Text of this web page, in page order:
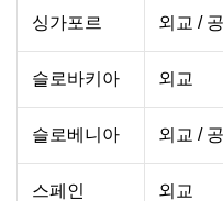
싱가포르 외교 /
슬로바키아 외교
슬로베니아 외교 /
스페인 외교